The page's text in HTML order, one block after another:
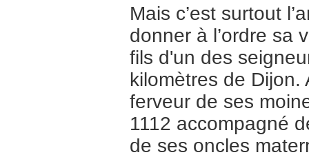
Mais c’est surtout
donner à l’ordre sa
fils d'un des
kilomètres de
ferveur de ses
1112 accompagné
de ses oncles